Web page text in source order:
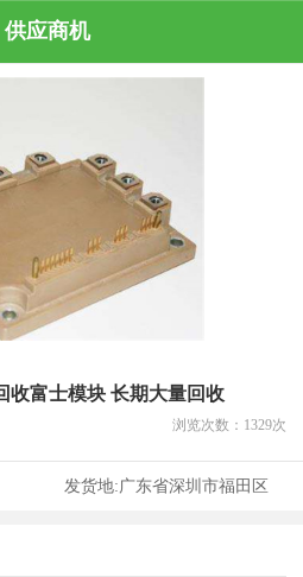
供应商机
收富士模块 长期大量回收
浏览次数： 1329次
发货地:广东省深圳市福田区